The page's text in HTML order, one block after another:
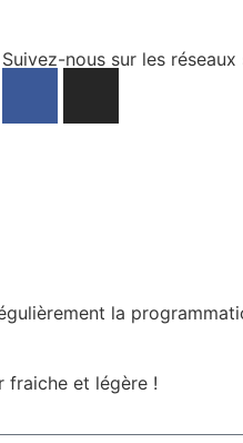
Suivez-nous sur les réseaux
la
fraiche et légère !